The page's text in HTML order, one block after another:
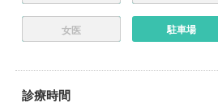
女医 駐車場
診療時間